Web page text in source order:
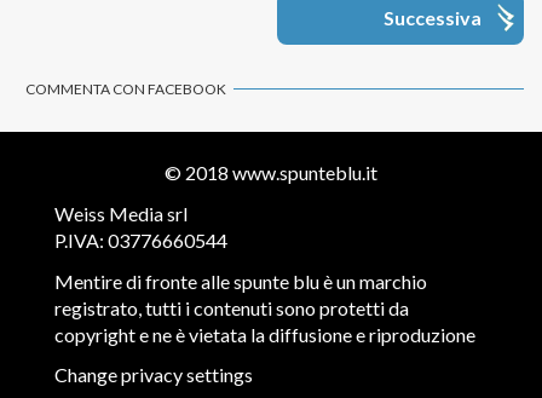
Successiva
COMMENTA CON FACEBOOK
© 2018 www.spunteblu.it
Weiss Media srl
P.IVA: 03776660544
Mentire di fronte alle spunte blu è un marchio
registrato, tutti i contenuti sono protetti da
copyright e ne è vietata la diffusione e riproduzione
Change privacy settings